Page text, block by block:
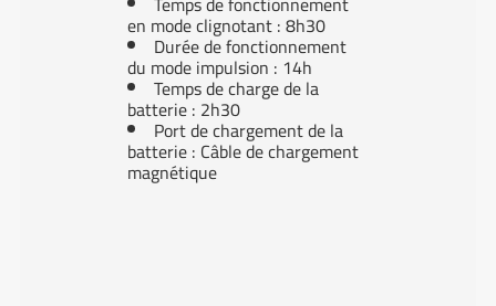
en mode clignotant : 8h30
Durée de fonctionnement
du mode impulsion : 14h
Temps de charge de la
batterie : 2h30
Port de chargement de la
batterie : Câble de chargement
magnétique